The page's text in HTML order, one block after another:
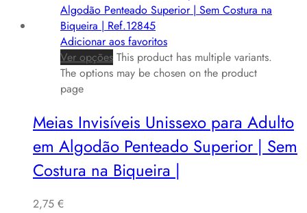
Adicionar aos favoritos
Ver opções This product has multiple variants.
The options may be chosen on the product
page
Meias Invisíveis Unissexo para Adulto
em Algodão Penteado Superior | Sem
Costura na Biqueira |
2,75 €